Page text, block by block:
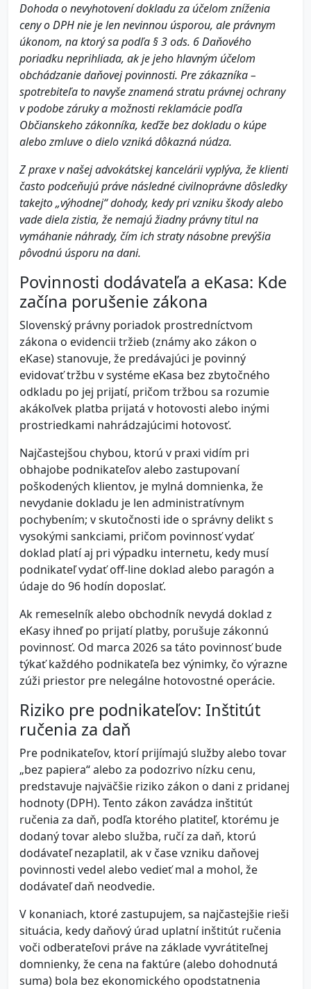
Dohoda o nevyhotovení dokladu za účelom zníženia
ceny o DPH nie je len nevinnou úsporou, ale právnym
úkonom, na ktorý sa podľa § 3 ods. 6 Daňového
poriadku neprihliada, ak je jeho hlavným účelom
obchádzanie daňovej povinnosti. Pre zákazníka –
spotrebiteľa to navyše znamená stratu právnej ochrany
v podobe záruky a možnosti reklamácie podľa
Občianskeho zákonníka, keďže bez dokladu o kúpe
alebo zmluve o dielo vzniká dôkazná núdza.
Z praxe v našej advokátskej kancelárii vyplýva, že klienti
často podceňujú práve následné civilnoprávne dôsledky
takejto „výhodnej“ dohody, kedy pri vzniku škody alebo
vade diela zistia, že nemajú žiadny právny titul na
vymáhanie náhrady, čím ich straty násobne prevýšia
pôvodnú úsporu na dani.
Povinnosti dodávateľa a eKasa: Kde
začína porušenie zákona
Slovenský právny poriadok prostredníctvom
zákona o evidencii tržieb (známy ako zákon o
eKase) stanovuje, že predávajúci je povinný
evidovať tržbu v systéme eKasa bez zbytočného
odkladu po jej prijatí, pričom tržbou sa rozumie
akákoľvek platba prijatá v hotovosti alebo inými
prostriedkami nahrádzajúcimi hotovosť.
Najčastejšou chybou, ktorú v praxi vidím pri
obhajobe podnikateľov alebo zastupovaní
poškodených klientov, je mylná domnienka, že
nevydanie dokladu je len administratívnym
pochybením; v skutočnosti ide o správny delikt s
vysokými sankciami, pričom povinnosť vydať
doklad platí aj pri výpadku internetu, kedy musí
podnikateľ vydať off-line doklad alebo paragón a
údaje do 96 hodín doposlať.
Ak remeselník alebo obchodník nevydá doklad z
eKasy ihneď po prijatí platby, porušuje zákonnú
povinnosť. Od marca 2026 sa táto povinnosť bude
týkať každého podnikateľa bez výnimky, čo výrazne
zúži priestor pre nelegálne hotovostné operácie.
Riziko pre podnikateľov: Inštitút
ručenia za daň
Pre podnikateľov, ktorí prijímajú služby alebo tovar
„bez papiera“ alebo za podozrivo nízku cenu,
predstavuje najväčšie riziko zákon o dani z pridanej
hodnoty (DPH). Tento zákon zavádza inštitút
ručenia za daň, podľa ktorého platiteľ, ktorému je
dodaný tovar alebo služba, ručí za daň, ktorú
dodávateľ nezaplatil, ak v čase vzniku daňovej
povinnosti vedel alebo vedieť mal a mohol, že
dodávateľ daň neodvedie.
V konaniach, ktoré zastupujem, sa najčastejšie rieši
situácia, kedy daňový úrad uplatní inštitút ručenia
voči odberateľovi práve na základe vyvrátiteľnej
domnienky, že cena na faktúre (alebo dohodnutá
suma) bola bez ekonomického opodstatnenia